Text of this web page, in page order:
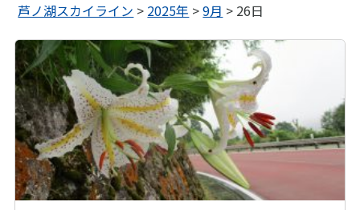
芦ノ湖スカイライン > 2025年 >9月 > 26日